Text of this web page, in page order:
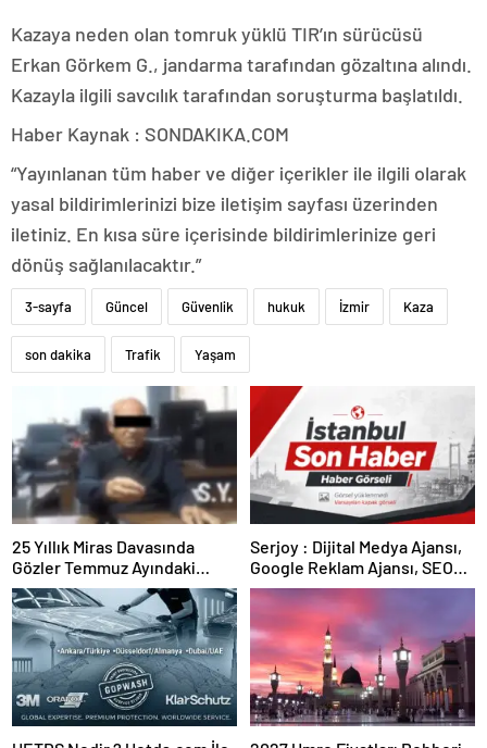
Kazaya neden olan tomruk yüklü TIR’ın sürücüsü
Erkan Görkem G., jandarma tarafından gözaltına alındı.
Kazayla ilgili savcılık tarafından soruşturma başlatıldı.
Haber Kaynak : SONDAKIKA.COM
“Yayınlanan tüm haber ve diğer içerikler ile ilgili olarak
yasal bildirimlerinizi bize iletişim sayfası üzerinden
iletiniz. En kısa süre içerisinde bildirimlerinize geri
dönüş sağlanılacaktır.”
3-sayfa Güncel Güvenlik hukuk İzmir Kaza
son dakika Trafik Yaşam
25 Yıllık Miras Davasında
Gözler Temmuz Ayındaki
Karar Duruşmasına Çevrildi
Serjoy : Dijital Medya Ajansı,
Google Reklam Ajansı, SEO
Ajansı ve Web Tasarım Ajansı